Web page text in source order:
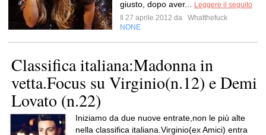
giusto, dopo aver...
Leggere il seguito
Il 27 aprile 2012 da
Whatthefuck
NONE
Classifica italiana:Madonna in
vetta.Focus su Virginio(n.12) e Demi
Lovato (n.22)
Iniziamo da due nuove entrate,non le più alte
nella classifica italiana.Virginio(ex Amici) entra